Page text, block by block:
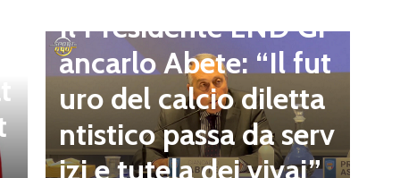
Il Presidente LND Gi
ancarlo Abete: “Il fut
uro del calcio diletta
ntistico passa da serv
izi e tutela dei vivai”